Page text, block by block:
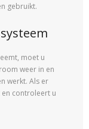
gebruikt.
moet u
weer in en
werkt. Als er
controleert u